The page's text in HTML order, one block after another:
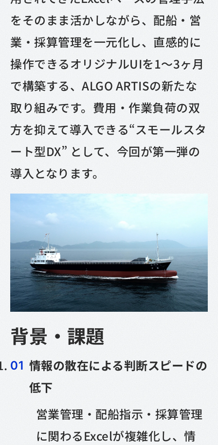
をそのまま活かしながら、配船・営
業・採算管理を一元化し、直感的に
操作できるオリジナルUIを1〜3ヶ月
で構築する、ALGO ARTISの新たな
取り組みです。費用・作業負荷の双
方を抑えて導入できる“スモールスタ
ート型DX” として、今回が第一弾の
導入となります。
背景・課題
情報の散在による判断スピードの
低下
営業管理・配船指示・採算管理
に関わるExcelが複雑化し、情